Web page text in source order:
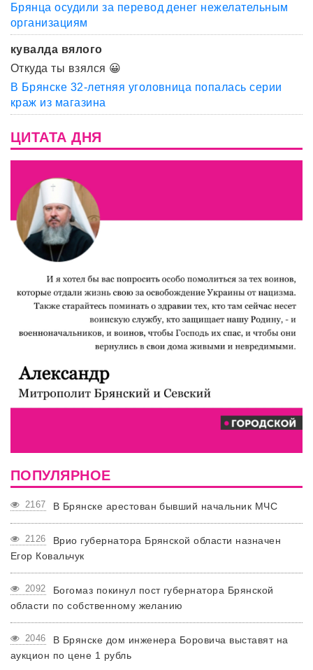
Брянца осудили за перевод денег нежелательным
организациям
кувалда вялого
Откуда ты взялся 😀
В Брянске 32-летняя уголовница попалась серии
краж из магазина
ЦИТАТА ДНЯ
ПОПУЛЯРНОЕ
2167 В Брянске арестован бывший начальник МЧС
2126
Врио губернатора Брянской области назначен
Егор Ковальчук
2092
Богомаз покинул пост губернатора Брянской
области по собственному желанию
2046
В Брянске дом инженера Боровича выставят на
аукцион по цене 1 рубль